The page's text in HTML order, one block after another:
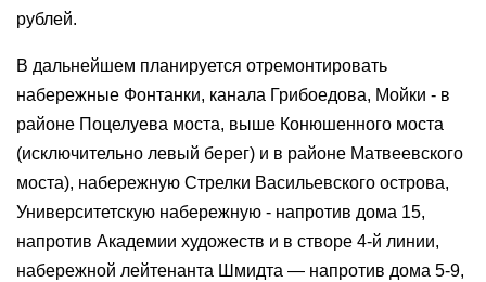
рублей.
В дальнейшем планируется отремонтировать
набережные Фонтанки, канала Грибоедова, Мойки - в
районе Поцелуева моста, выше Конюшенного моста
(исключительно левый берег) и в районе Матвеевского
моста), набережную Стрелки Васильевского острова,
Университетскую набережную - напротив дома 15,
напротив Академии художеств и в створе 4-й линии,
набережной лейтенанта Шмидта — напротив дома 5-9,